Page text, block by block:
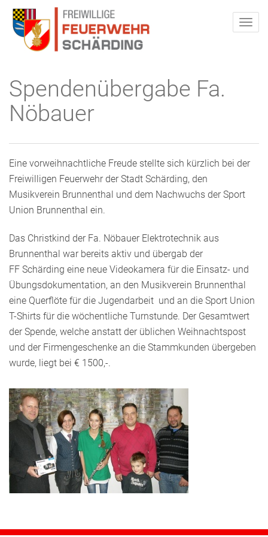
Spendenübergabe Fa.
Nöbauer
Eine vorweihnachtliche Freude stellte sich kürzlich bei der
Freiwilligen Feuerwehr der Stadt Schärding, den
Musikverein Brunnenthal und dem Nachwuchs der Sport
Union Brunnenthal ein.
Das Christkind der Fa. Nöbauer Elektrotechnik aus
Brunnenthal war bereits aktiv und übergab der
FF Schärding eine neue Videokamera für die Einsatz- und
Übungsdokumentation, an den Musikverein Brunnenthal
eine Querflöte für die Jugendarbeit und an die Sport Union
T-Shirts für die wöchentliche Turnstunde. Der Gesamtwert
der Spende, welche anstatt der üblichen Weihnachtspost
und der Firmengeschenke an die Stammkunden übergeben
wurde, liegt bei € 1500,-.